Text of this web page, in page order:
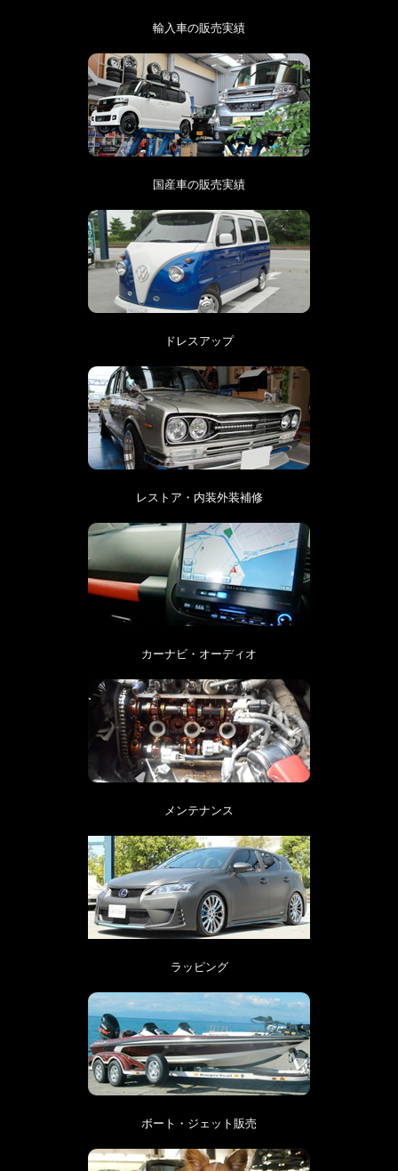
輸入車の販売実績
国産車の販売実績
ドレスアップ
レストア・内装外装補修
カーナビ・オーディオ
メンテナンス
ラッピング
ボート・ジェット販売